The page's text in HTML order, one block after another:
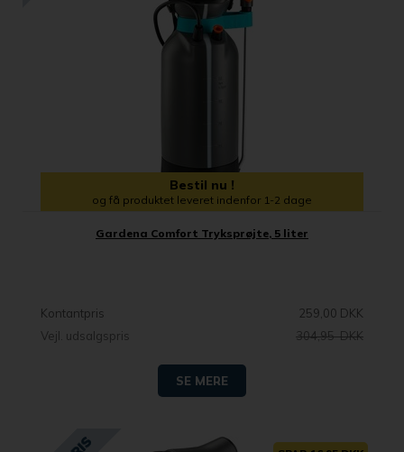
Bestil nu !
og få produktet leveret indenfor 1-2 dage
Gardena Comfort Tryksprøjte, 5 liter
Kontantpris
259,00 DKK
Vejl. udsalgspris
304,95 DKK
SE MERE